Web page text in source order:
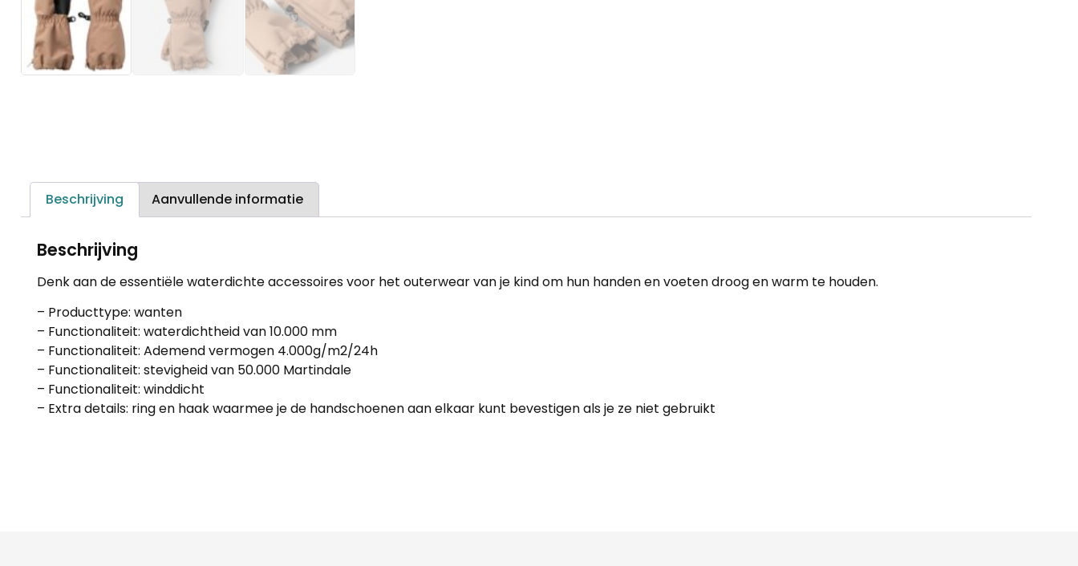
Beschrijving Aanvullende informatie
Beschrijving
Denk aan de essentiële waterdichte accessoires voor het outerwear van je kind om hun handen en voeten droog en warm te houden.
– Producttype: wanten
– Functionaliteit: waterdichtheid van 10.000 mm
– Functionaliteit: Ademend vermogen 4.000g/m2/24h
– Functionaliteit: stevigheid van 50.000 Martindale
– Functionaliteit: winddicht
– Extra details: ring en haak waarmee je de handschoenen aan elkaar kunt bevestigen als je ze niet gebruikt